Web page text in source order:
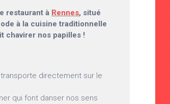
restaurant à Rennes, situé
à la cuisine traditionnelle
chavirer nos papilles !
directement sur le
qui font danser nos sens